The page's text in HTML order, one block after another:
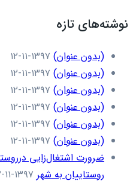
نوشته‌های تازه
(بدون عنوان) ۱۳۹۷-۱۱-۱۲
(بدون عنوان) ۱۳۹۷-۱۱-۱۲
(بدون عنوان) ۱۳۹۷-۱۱-۱۲
(بدون عنوان) ۱۳۹۷-۱۱-۱۲
(بدون عنوان) ۱۳۹۷-۱۱-۱۲
(بدون عنوان) ۱۳۹۷-۱۱-۱۲
ضرورت اشتغال‌زایی
روستاییان به شهر ۱۳۹۷-۱۱-۱۲